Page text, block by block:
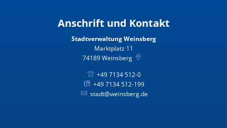
Anschrift und Kontakt
Stadtverwaltung Weinsberg
Marktplatz 11
74189Weinsberg
+49 7134 512-0
+49 7134 512-199
stadt@weinsberg.de